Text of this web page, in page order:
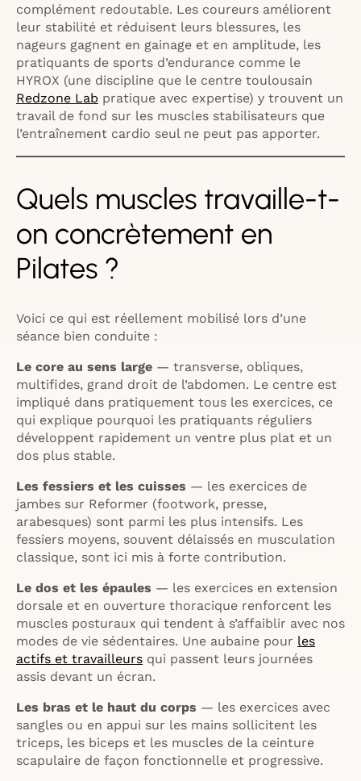
complément redoutable. Les coureurs améliorent
leur stabilité et réduisent leurs blessures, les
nageurs gagnent en gainage et en amplitude, les
pratiquants de sports d’endurance comme le
HYROX (une discipline que le centre toulousain
Redzone Lab pratique avec expertise) y trouvent un
travail de fond sur les muscles stabilisateurs que
l’entraînement cardio seul ne peut pas apporter.
Quels muscles travaille-t-
on concrètement en
Pilates ?
Voici ce qui est réellement mobilisé lors d’une
séance bien conduite :
Le core au sens large — transverse, obliques,
multifides, grand droit de l’abdomen. Le centre est
impliqué dans pratiquement tous les exercices, ce
qui explique pourquoi les pratiquants réguliers
développent rapidement un ventre plus plat et un
dos plus stable.
Les fessiers et les cuisses — les exercices de
jambes sur Reformer (footwork, presse,
arabesques) sont parmi les plus intensifs. Les
fessiers moyens, souvent délaissés en musculation
classique, sont ici mis à forte contribution.
Le dos et les épaules — les exercices en extension
dorsale et en ouverture thoracique renforcent les
muscles posturaux qui tendent à s’affaiblir avec nos
modes de vie sédentaires. Une aubaine pour les
actifs et travailleurs qui passent leurs journées
assis devant un écran.
Les bras et le haut du corps — les exercices avec
sangles ou en appui sur les mains sollicitent les
triceps, les biceps et les muscles de la ceinture
scapulaire de façon fonctionnelle et progressive.